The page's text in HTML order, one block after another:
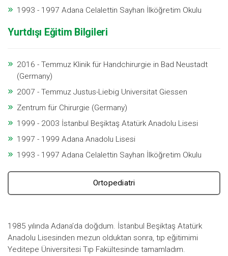
1993 - 1997 Adana Celalettin Sayhan İlköğretim Okulu
Yurtdışı Eğitim Bilgileri
2016 - Temmuz Klinik für Handchirurgie in Bad Neustadt
(Germany)
2007 - Temmuz Justus-Liebig Universitat Giessen
Zentrum für Chirurgie (Germany)
1999 - 2003 İstanbul Beşiktaş Atatürk Anadolu Lisesi
1997 - 1999 Adana Anadolu Lisesi
1993 - 1997 Adana Celalettin Sayhan İlköğretim Okulu
Ortopediatri
1985 yılında Adana’da doğdum. İstanbul Beşiktaş Atatürk
Anadolu Lisesinden mezun olduktan sonra, tıp eğitimimi
Yeditepe Üniversitesi Tıp Fakültesinde tamamladım.